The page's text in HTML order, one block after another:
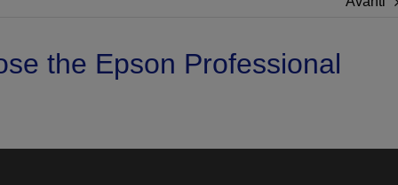
the Epson Professional